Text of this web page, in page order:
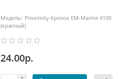
Proximity брелок EM-Marine 4100
(красный)
24.00р.